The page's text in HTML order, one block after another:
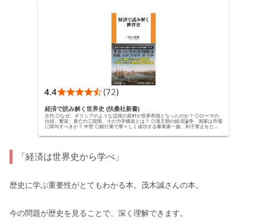
経済で読み解く世界史 (扶桑社新書)
古代 ◎なぜ、ギリシアのような辺境の貧村が世界帝国となったのか？ ◎ローマの
台頭、繁栄、衰亡の三段階、その力学構造とは？ ◎漢王朝の経済論争、国家は市場
に関与すべきか？ 中世 ◎銀行業で華々しく成功する事業家一族、利子禁止をどの
「経済は世界史から学べ」
歴史に学ぶ重要性がとてもわかる本。茂木誠さんの本。
今の問題が歴史を見ることで、深く理解できます。